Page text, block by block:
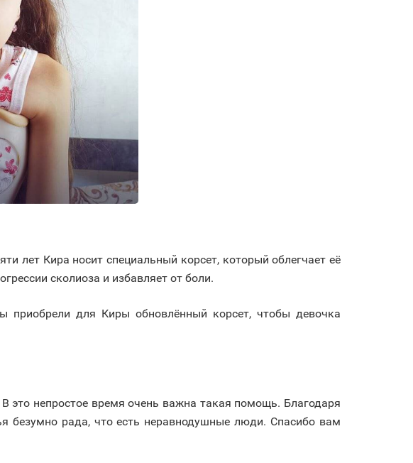
лет Кира носит специальный корсет, который облегчает её
сколиоза и избавляет от боли.
приобрели для Киры обновлённый корсет, чтобы девочка
это непростое время очень важна такая помощь. Благодаря
безумно рада, что есть неравнодушные люди. Спасибо вам